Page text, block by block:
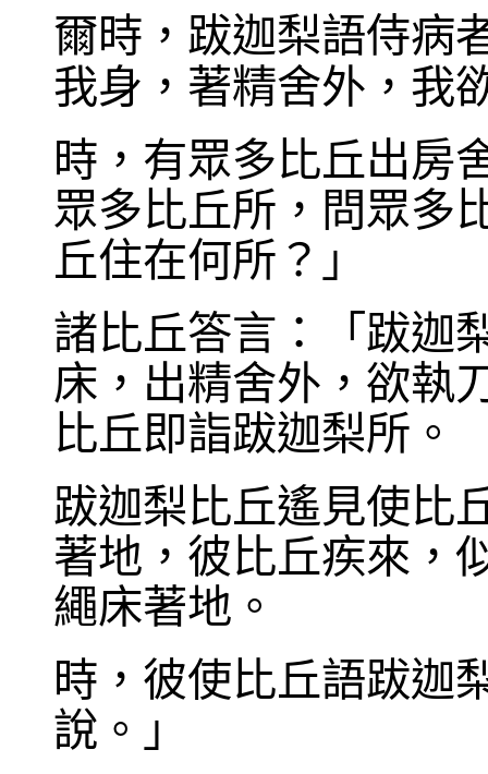
爾時，跋迦梨語侍病
我身，著精舍外，我
時，有眾多比丘出房
眾多比丘所，問眾多
丘住在何所？」
諸比丘答言：「跋迦
床，出精舍外，欲執
比丘即詣跋迦梨所。
跋迦梨比丘遙見使比
著地，彼比丘疾來，
繩床著地。
時，彼使比丘語跋迦
說。」